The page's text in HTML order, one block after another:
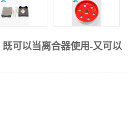
可以当离合器使用-又可以